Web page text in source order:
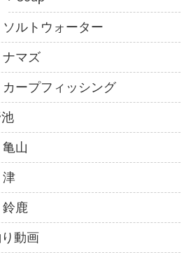
ソルトウォーター
ナマズ
カープフィッシング
亀山
津
鈴鹿
動画